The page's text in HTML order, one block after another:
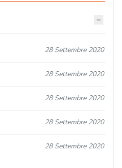
28 Settembre 2020
28 Settembre 2020
28 Settembre 2020
28 Settembre 2020
28 Settembre 2020